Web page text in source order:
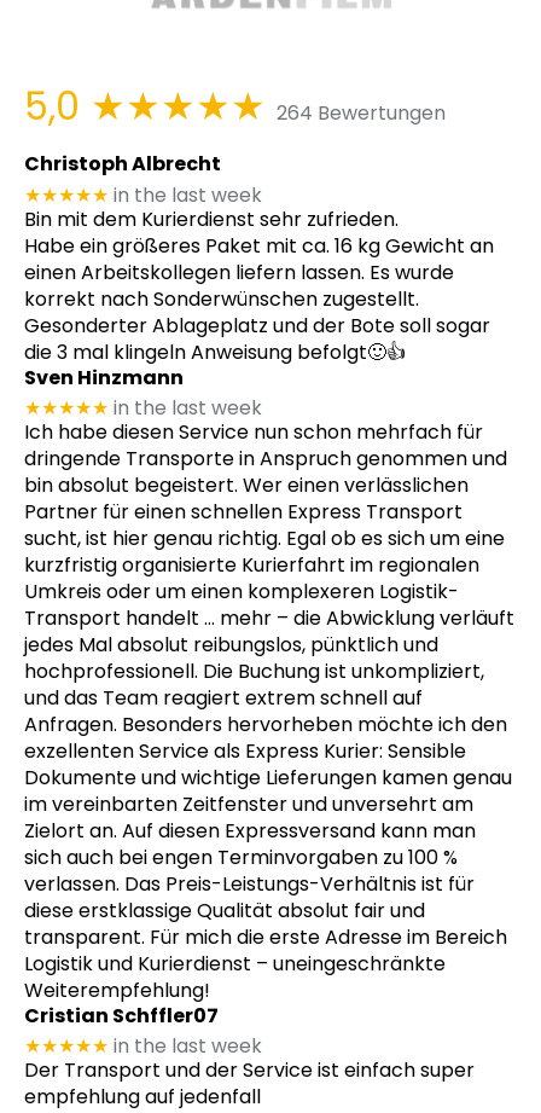
5,0 ★★★★★ 264 Bewertungen
Christoph Albrecht
★★★★★ in the last week
Bin mit dem Kurierdienst sehr zufrieden.
Habe ein größeres Paket mit ca. 16 kg Gewicht an
einen Arbeitskollegen liefern lassen. Es wurde
korrekt nach Sonderwünschen zugestellt.
Gesonderter Ablageplatz und der Bote soll sogar
die 3 mal klingeln Anweisung befolgt🙂👍
Sven Hinzmann
★★★★★ in the last week
Ich habe diesen Service nun schon mehrfach für
dringende Transporte in Anspruch genommen und
bin absolut begeistert. Wer einen verlässlichen
Partner für einen schnellen Express Transport
sucht, ist hier genau richtig. Egal ob es sich um eine
kurzfristig organisierte Kurierfahrt im regionalen
Umkreis oder um einen komplexeren Logistik-
Transport handelt … mehr – die Abwicklung verläuft
jedes Mal absolut reibungslos, pünktlich und
hochprofessionell. Die Buchung ist unkompliziert,
und das Team reagiert extrem schnell auf
Anfragen. Besonders hervorheben möchte ich den
exzellenten Service als Express Kurier: Sensible
Dokumente und wichtige Lieferungen kamen genau
im vereinbarten Zeitfenster und unversehrt am
Zielort an. Auf diesen Expressversand kann man
sich auch bei engen Terminvorgaben zu 100 %
verlassen. Das Preis-Leistungs-Verhältnis ist für
diese erstklassige Qualität absolut fair und
transparent. Für mich die erste Adresse im Bereich
Logistik und Kurierdienst – uneingeschränkte
Weiterempfehlung!
Cristian Schffler07
★★★★★ in the last week
Der Transport und der Service ist einfach super
empfehlung auf jedenfall